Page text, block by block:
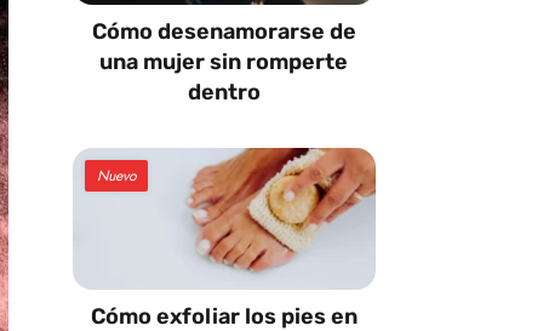
Cómo desenamorarse de
una mujer sin romperte
dentro
Nuevo
Cómo exfoliar los pies en